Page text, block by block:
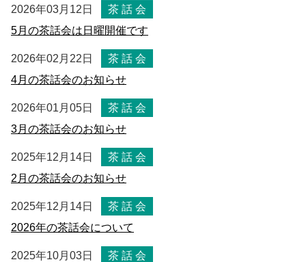
2026年03月12日
茶 話 会
5月の茶話会は日曜開催です
2026年02月22日
茶 話 会
4月の茶話会のお知らせ
2026年01月05日
茶 話 会
3月の茶話会のお知らせ
2025年12月14日
茶 話 会
2月の茶話会のお知らせ
2025年12月14日
茶 話 会
2026年の茶話会について
2025年10月03日
茶 話 会